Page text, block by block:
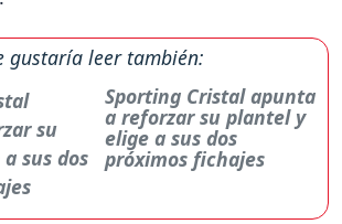
gustaría leer también:
Sporting Cristal apunta
a reforzar su plantel y
elige a sus dos
próximos fichajes